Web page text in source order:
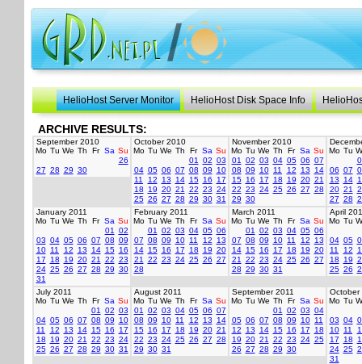
HelioHost Server Monitor HelioHost Disk Space Info
ARCHIVE RESULTS:
September 2010
Mo Tu We Th Fr Sa Su
26
27 28 29 30
October 2010
Mo Tu We Th Fr Sa Su
01
02 03
04 05 06 07 08 09
10
11
12 13 14 15 16
17
18
19 20 21 22 23 24
25 26 27 28 29 30 31
November 2010
Mo Tu We Th Fr Sa Su
01
02 03 04 05 06 07
08 09 10 11 12 13
14
15 16 17 18 19 20 21
22 23 24 25 26 27 28
29 30
Mo Tu
06 07
13
14
20 21
27 28
January 2011
Mo Tu We Th Fr Sa Su
01
02
03 04 05 06 07 08 09
10 11 12 13 14 15 16
17
18 19 20 21 22 23
24 25 26 27 28 29 30
31
February 2011
Mo Tu We Th Fr Sa Su
01
02 03 04 05 06
07 08 09 10 11 12
13
14 15 16 17 18 19 20
21
22 23 24 25 26 27
28
March 2011
Mo Tu We Th Fr Sa Su
01
02 03 04 05 06
07 08 09 10 11 12
13
14 15 16 17 18 19 20
21
22 23 24 25 26 27
28 29 30 31
April
Mo Tu
04 05
11
12
18
19
25 26
July 2011
Mo Tu We Th Fr Sa Su
01
02 03
04 05 06 07 08 09
10
11
12 13 14 15 16
17
18
19 20 21 22 23 24
25 26 27 28 29 30 31
August 2011
Mo Tu We Th Fr Sa Su
01
02 03 04 05 06 07
08 09 10 11 12 13
14
15 16 17 18 19 20 21
22 23 24 25 26 27 28
29 30 31
September 2011
Mo Tu We Th Fr Sa Su
01
02 03 04
05 06 07 08 09 10 11
12
13 14 15 16 17
18
19 20 21 22 23 24 25
26 27 28 29 30
October
Mo Tu
03 04
10 11
17
18
24 25
31